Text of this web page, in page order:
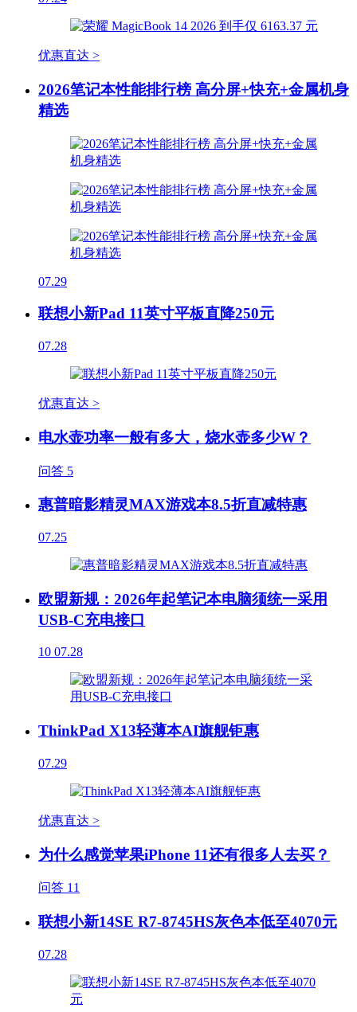
优惠直达 >
2026笔记本性能排行榜 高分屏+快充+金属机身
精选
07.29
联想小新Pad 11英寸平板直降250元
07.28
优惠直达 >
电水壶功率一般有多大，烧水壶多少W？
问答 5
惠普暗影精灵MAX游戏本8.5折直减特惠
07.25
欧盟新规：2026年起笔记本电脑须统一采用
USB-C充电接口
10 07.28
ThinkPad X13轻薄本AI旗舰钜惠
07.29
优惠直达 >
为什么感觉苹果iPhone 11还有很多人去买？
问答 11
联想小新14SE R7-8745HS灰色本低至4070元
07.28